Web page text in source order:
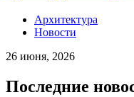
Архитектура
Новости
26 июня, 2026
Последние